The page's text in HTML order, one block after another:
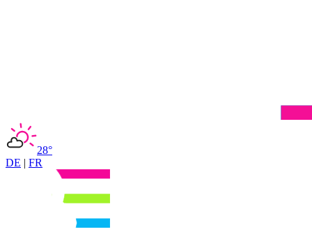
28°
DE | FR